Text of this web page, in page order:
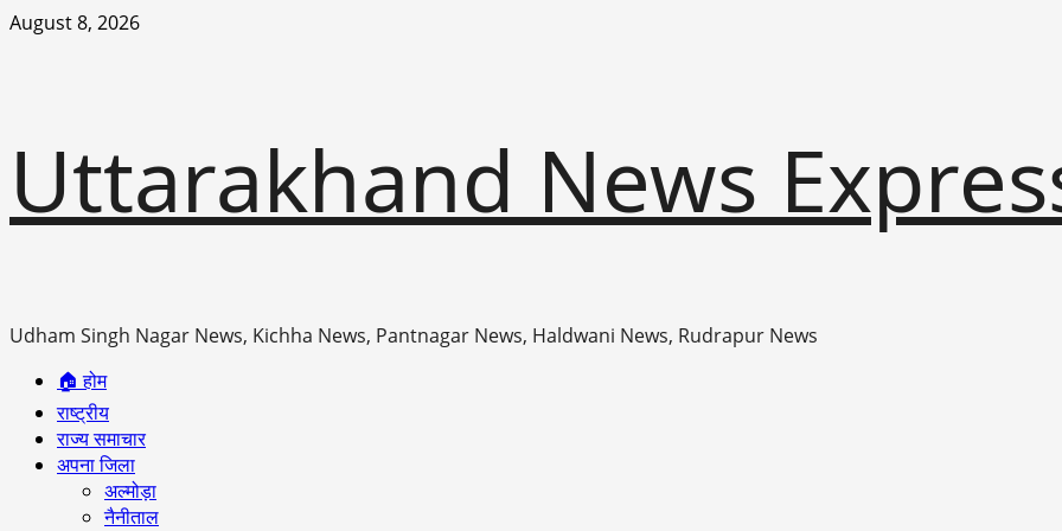
Skip
August 8, 2026
Uttarakhand News
Udham Singh Nagar News, Kichha News, Pantnagar News, Haldwani News, Rudrapur News
Primary
Menu
🏠 होम
राष्ट्रीय
राज्य समाचार
अपना जिला
अल्मोड़ा
नैनीताल